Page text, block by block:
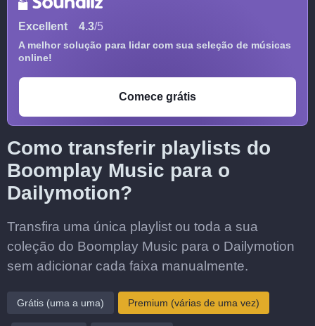
Excellent 4.3/5
A melhor solução para lidar com sua seleção de músicas
online!
Comece grátis
Como transferir playlists do
Boomplay Music para o
Dailymotion?
Transfira uma única playlist ou toda a sua
coleção do Boomplay Music para o Dailymotion
sem adicionar cada faixa manualmente.
Grátis (uma a uma) Premium (várias de uma vez)